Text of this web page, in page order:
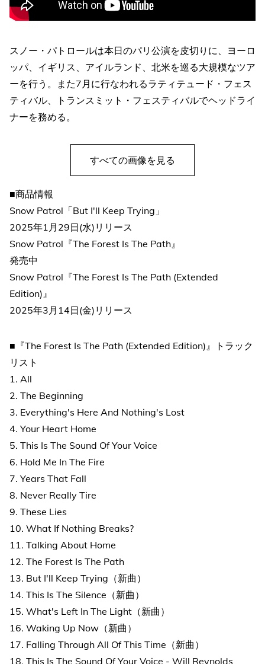
スノー・パトロールは本日のパリ公演を皮切りに、ヨーロ
ッパ、イギリス、アイルランド、北米を巡る大規模なツア
ーを行う。また7月に行なわれるラティテュード・フェス
ティバル、トランスミット・フェスティバルでヘッドライ
ナーを務める。
すべての画像を見る
■商品情報
Snow Patrol「But I'll Keep Trying」
2025年1月29日(水)リリース
Snow Patrol『The Forest Is The Path』
発売中
Snow Patrol『The Forest Is The Path (Extended
Edition)』
2025年3月14日(金)リリース
■『The Forest Is The Path (Extended Edition)』トラック
リスト
1. All
2. The Beginning
3. Everything's Here And Nothing's Lost
4. Your Heart Home
5. This Is The Sound Of Your Voice
6. Hold Me In The Fire
7. Years That Fall
8. Never Really Tire
9. These Lies
10. What If Nothing Breaks?
11. Talking About Home
12. The Forest Is The Path
13. But I'll Keep Trying（新曲）
14. This Is The Silence（新曲）
15. What's Left In The Light（新曲）
16. Waking Up Now（新曲）
17. Falling Through All Of This Time（新曲）
18. This Is The Sound Of Your Voice - Will Reynolds